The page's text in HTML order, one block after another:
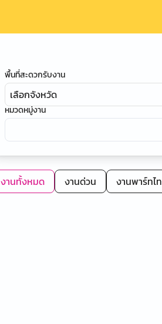
พื้นที่สะดวกรับงาน
เลือกจังหวัด
หมวดหมู่งาน
งานทั้งหมด งานด่วน งานพาร์ทไ